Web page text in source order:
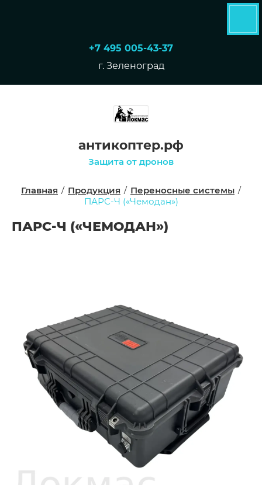
г. Зеленоград
+7 495 005-43-37
антикоптер.рф
Защита от дронов
Главная / Продукция / Переносные системы /
ПАРС-Ч («Чемодан»)
ПАРС-Ч («ЧЕМОДАН»)